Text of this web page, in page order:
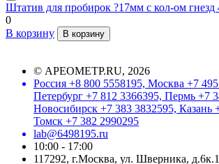
Штатив для пробирок ?17мм с кол-ом
0
В корзину
В корзину
© АРЕОМЕТР.RU, 2026
Россия +8 800 5558195, Москва +7
Петербург +7 812 3366395, Пермь +7
Новосибирск +7 383 3832595, Казань
Томск +7 382 2990295
lab@6498195.ru
10:00 - 17:00
117292, г.Москва, ул. Шверника,